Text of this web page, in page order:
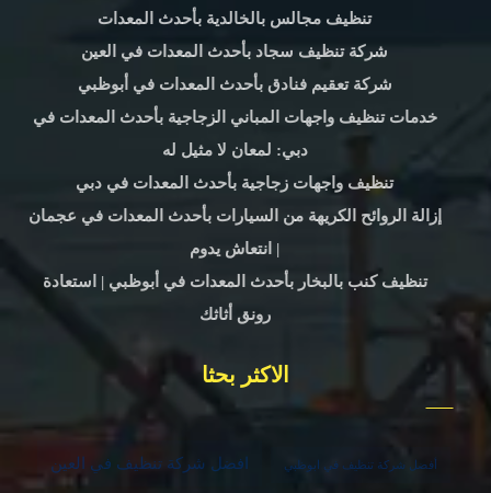
تنظيف مجالس بالخالدية بأحدث المعدات
شركة تنظيف سجاد بأحدث المعدات في العين
شركة تعقيم فنادق بأحدث المعدات في أبوظبي
خدمات تنظيف واجهات المباني الزجاجية بأحدث المعدات في
دبي: لمعان لا مثيل له
تنظيف واجهات زجاجية بأحدث المعدات في دبي
إزالة الروائح الكريهة من السيارات بأحدث المعدات في عجمان
| انتعاش يدوم
تنظيف كنب بالبخار بأحدث المعدات في أبوظبي | استعادة
رونق أثاثك
الاكثر بحثا
أفضل شركة تنظيف في ابوظبي افضل شركة تنظيف في العين